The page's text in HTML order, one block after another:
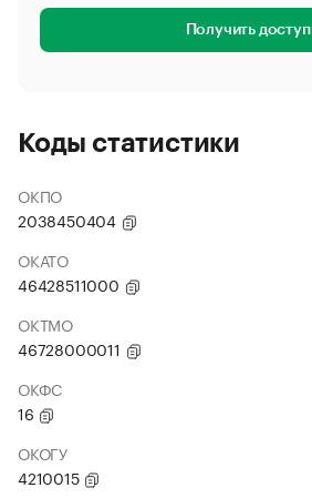
Получить доступ
Коды статистики
ОКПО
2038450404
ОКАТО
46428511000
ОКТМО
46728000011
ОКФС
16
ОКОГУ
4210015